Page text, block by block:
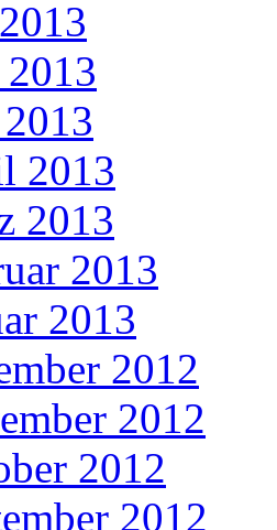
2013
2013
2013
2013
2012
2012
2012
2012